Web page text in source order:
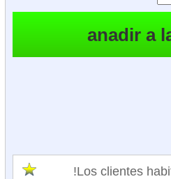
!Los clientes